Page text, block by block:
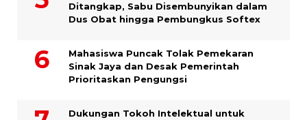
Ditangkap, Sabu Disembunyikan dalam
Dus Obat hingga Pembungkus Softex
Mahasiswa Puncak Tolak Pemekaran
Sinak Jaya dan Desak Pemerintah
Prioritaskan Pengungsi
Dukungan Tokoh Intelektual untuk